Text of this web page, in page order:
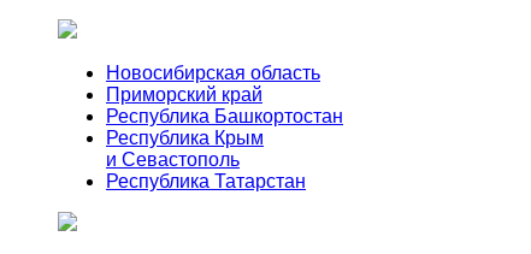
Новосибирская область
Приморский край
Республика Башкортостан
Республика Крым
и Севастополь
Республика Татарстан